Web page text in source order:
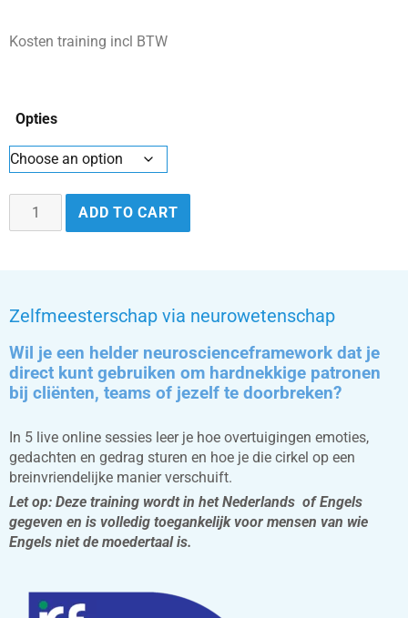
Kosten training incl BTW
Opties
ADD TO CART
Zelfmeesterschap via neurowetenschap
Wil je een helder neuroscienceframework dat je
direct kunt gebruiken om hardnekkige patronen
bij cliënten, teams of jezelf te doorbreken?
In 5 live online sessies leer je hoe overtuigingen emoties,
gedachten en gedrag sturen en hoe je die cirkel op een
breinvriendelijke manier verschuift.
Let op: Deze training wordt in het Nederlands of Engels
gegeven en is volledig toegankelijk voor mensen van wie
Engels niet de moedertaal is.